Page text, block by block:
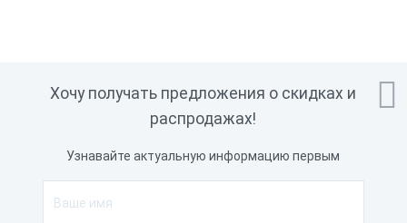

Хочу получать предложения о скидках и
распродажах!
Узнавайте актуальную информацию первым